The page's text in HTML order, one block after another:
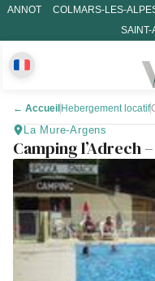
ANNOT COLMARS-LES-
← Accueil Hebergement locatif
La Mure-Argens
Camping l’Adrech